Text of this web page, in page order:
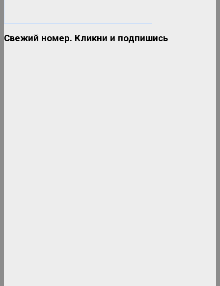
Дискотека 80-90
Свежий номер. Кликни и подпишись